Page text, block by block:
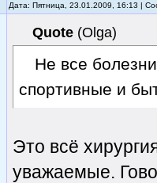
Дата: Пятница, 23.01.2009, 16:13 |
Quote (Olga)
Не все
спортивные и
Это всё
уважаемые.